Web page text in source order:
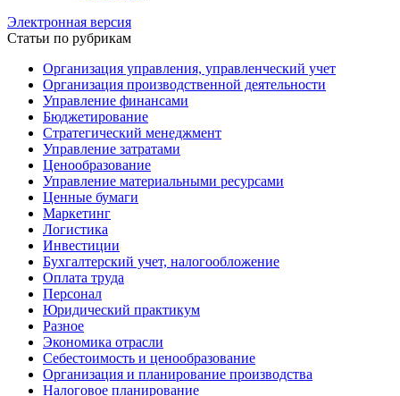
Электронная версия
Статьи по рубрикам
Организация управления, управленческий учет
Организация производственной деятельности
Управление финансами
Бюджетирование
Стратегический менеджмент
Управление затратами
Ценообразование
Управление материальными ресурсами
Ценные бумаги
Маркетинг
Логистика
Инвестиции
Бухгалтерский учет, налогообложение
Оплата труда
Персонал
Юридический практикум
Разное
Экономика отрасли
Себестоимость и ценообразование
Организация и планирование производства
Налоговое планирование